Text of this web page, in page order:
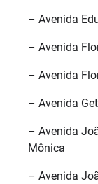
– Avenida
– Avenida
– Avenida
– Avenida
– Avenida
Mônica
– Avenida